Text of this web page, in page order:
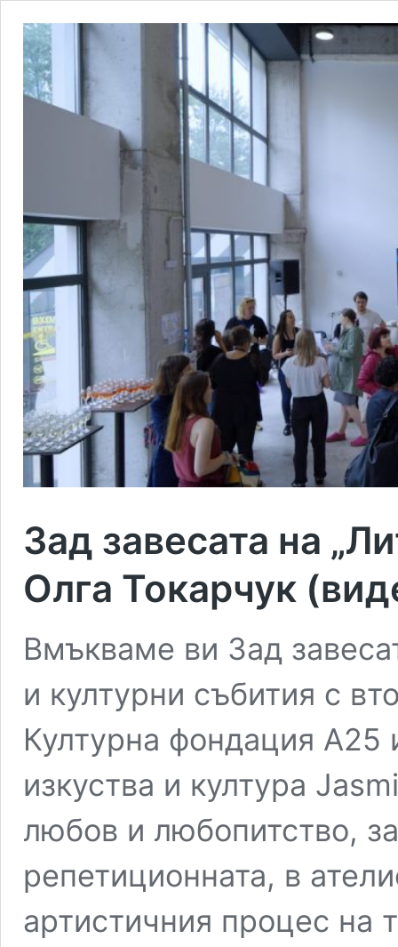
Зад завесата на
Олга Токарчук
Вмъкваме ви Зад
и културни събития с
Културна фондация А25
изкуства и култура
любов и любопитство,
репетиционната, в
артистичния процес на